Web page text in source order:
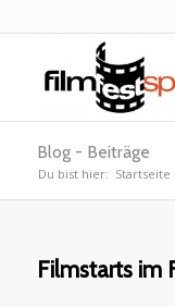
Blog - Beiträge
Du bist hier: Startseite
Filmstarts im